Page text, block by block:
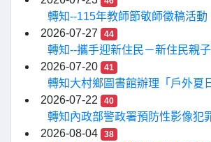
轉知--115年教師節敬師徵稿活動
2026-07-27
44
轉知--攜手迎新住民－新住民親
2026-07-20
41
轉知大村鄉圖書館辦理「戶外夏
2026-07-22
40
轉知內政部警政署預防性影像犯
2026-08-04
38